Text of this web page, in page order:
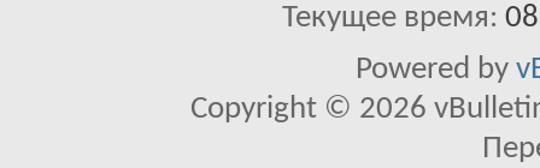
Текущее время:
Powered by
Copyright © 2026